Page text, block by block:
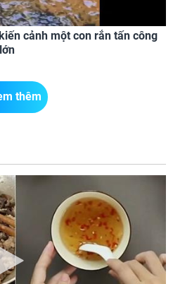
cảnh một con rắn tấn công
thêm